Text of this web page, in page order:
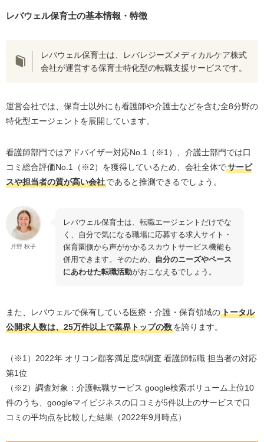
レバウェル保育士の利用に費用はかかりますか？
レバウェル保育士を使わないほうがいい人はいます
か？
まとめ：レバウェル保育士は職場の情報を念入りにリサ
ーチできる転職エージェント！
レバウェル保育士の基本情報・特徴
レバウェル保育士は、レバレジーズメディカルケア株式
会社が運営する保育士特化型の転職支援サービスです。
運営会社では、保育士以外にも看護師や介護士などを含む全8分野の
特化型エージェントを展開しています。
看護師部門ではアドバイザー対応No.1 （ ※1 ）、介護士部門では口
コミ総合評価No.1 （ ※2）を獲得しているため、会社全体でサービ
スや担当者の質が高い会社であると推測できるでしょう。
片野 秋子
レバウェル保育士は、転職エージェントだけでな
く、自分で気になる職場に応募する求人サイト・
保育園側から声がかかるスカウトサービス機能も
併用できます。そのため、 自分のニーズやペース
にあわせた転職活動がおこなえるでしょう。
また、レバウェルで保有している医療・介護・保育領域のトータル
公開求人数は、25万件以上で業界トップの数を誇ります。
（※1）2022年 オリコン顧客満足度®調査 看護師転職 担当者の対応
第1位
（※2）調査対象：介護転職サービス google検索ボリューム上位10
件のうち、googleマイビジネスの口コミが5件以上のサービスで口
コミの平均点を比較した結果（2022年9月時点）